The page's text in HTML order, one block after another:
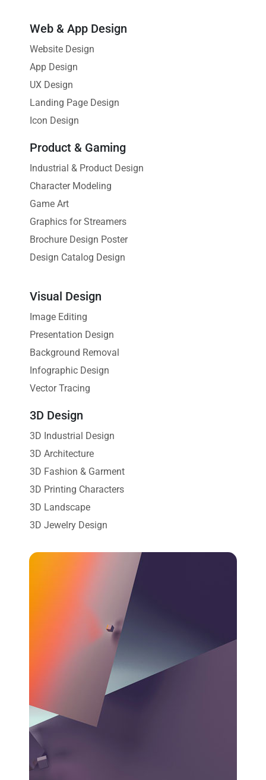
Web & App Design
Website Design
App Design
UX Design
Landing Page Design
Icon Design
Product & Gaming
Industrial & Product Design
Character Modeling
Game Art
Graphics for Streamers
Brochure Design Poster
Design Catalog Design
Visual Design
Image Editing
Presentation Design
Background Removal
Infographic Design
Vector Tracing
3D Design
3D Industrial Design
3D Architecture
3D Fashion & Garment
3D Printing Characters
3D Landscape
3D Jewelry Design